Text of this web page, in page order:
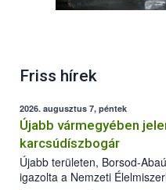
Friss hírek
2026. augusztus 7, péntek
Újabb vármegyében
karcsúdíszbogár
Újabb területen, Borsod-
igazolta a Nemzeti